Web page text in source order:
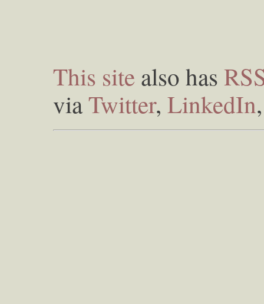
This site also has
viaTwitter, LinkedIn